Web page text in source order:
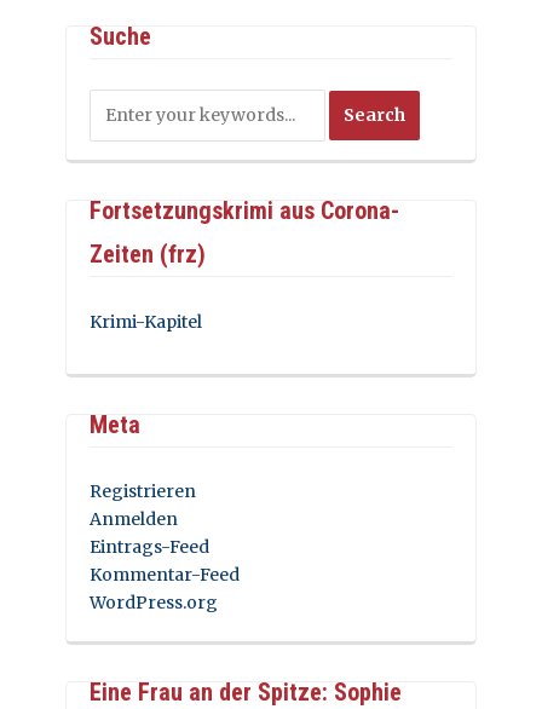
Suche
Fortsetzungskrimi aus Corona-
Zeiten (frz)
Krimi-Kapitel
Meta
Registrieren
Anmelden
Eintrags-Feed
Kommentar-Feed
WordPress.org
Eine Frau an der Spitze: Sophie